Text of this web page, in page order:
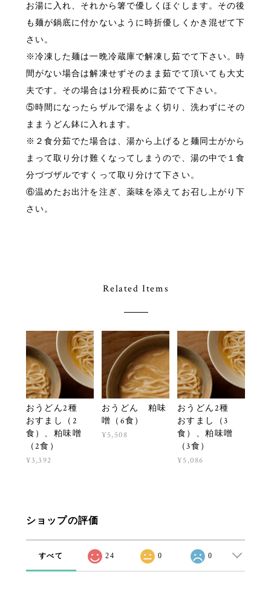
お湯に入れ、それから箸で優しくほぐします。その後
も麺が鍋底に付かないように時折優しくかき混ぜて下
さい。
※冷凍した麺は一晩冷蔵庫で解凍し茹でて下さい。時
間がない場合は解凍せずそのまま茹でて頂いても大丈
夫です。その場合は1分程長めに茹でて下さい。
⑤時間になったらザルで湯をよく切り、洗わずにその
ままうどん鉢に入れます。
※２食分茹でた場合は、湯から上げると麺同士がから
まって取り分け難くなってしまうので、湯の中で１食
分づづザルですくって取り分けて下さい。
⑥温めたお出汁を注ぎ、薬味を添えてお召し上がり下
さい。
Related Items
おうどん2種
おすまし（2
食）、粕味噌
（2食）
¥3,392
おうどん 粕味
噌（6食）
¥5,508
おうどん2種
おすまし（3
食）、粕味噌
（3食）
¥5,086
ショップの評価
すべて 24 0 0